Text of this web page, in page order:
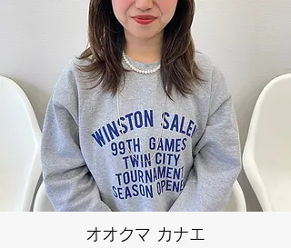
オオクマ カナエ